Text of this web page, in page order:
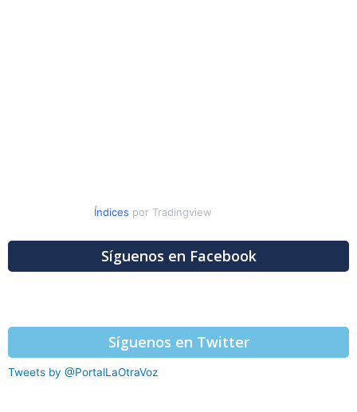
Índices por Tradingview
Síguenos en Facebook
Síguenos en Twitter
Tweets by @PortalLaOtraVoz